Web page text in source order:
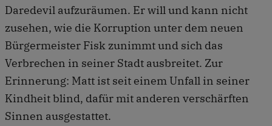
Daredevil aufzuräumen. Er will und kann nicht
zusehen, wie die Korruption unter dem neuen
Bürgermeister Fisk zunimmt und sich das
Verbrechen in seiner Stadt ausbreitet. Zur
Erinnerung: Matt ist seit einem Unfall in seiner
Kindheit blind, dafür mit anderen verschärften
Sinnen ausgestattet.